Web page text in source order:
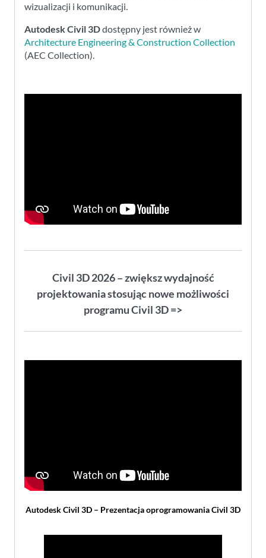
wizualizacji i komunikacji.
Autodesk Civil 3Ddostępny jest również w
Architecture Engineering & Construction Collection
(AEC Collection).
Civil 3D 2026 – zwiększ wydajność
projektowania stosując nowe możliwości
programu Civil 3D =>
Autodesk Civil 3D – Prezentacja oprogramowania Civil 3D